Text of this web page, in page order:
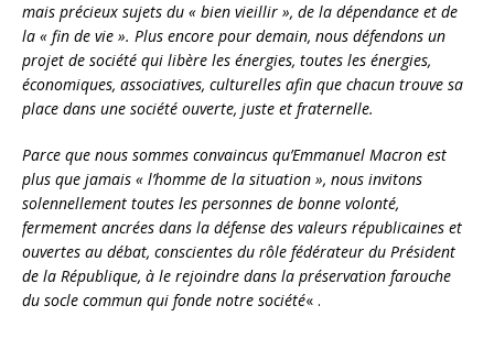
mais précieux sujets du « bien vieillir », de la dépendance et de
la « fin de vie ». Plus encore pour demain, nous défendons un
projet de société qui libère les énergies, toutes les énergies,
économiques, associatives, culturelles afin que chacun trouve sa
place dans une société ouverte, juste et fraternelle.
Parce que nous sommes convaincus qu’Emmanuel Macron est
plus que jamais « l’homme de la situation », nous invitons
solennellement toutes les personnes de bonne volonté,
fermement ancrées dans la défense des valeurs républicaines et
ouvertes au débat, conscientes du rôle fédérateur du Président
de la République, à le rejoindre dans la préservation farouche
du socle commun qui fonde notre société« .